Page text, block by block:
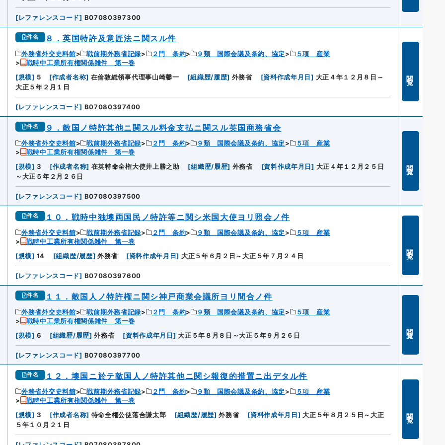
[レファレンスコード] B07080397300
件名 ８．英国特許及意匠法ニ関スル件
外務省外交史料館 戦前期外務省記録 ２門 条約 ９類 国際会議及条約、協定
５項 産業
戦時中工業所有権関係雑件 第一巻
[規模] 5 [作成者名称] 在倫敦総領事代理事山崎馨一 [組織歴/履歴] 外務省 [資料作成年月日] 大正４年１２月８日～
大正５年２月１日
[レファレンスコード] B07080397400
件名 ９．敵国ノ特許其他ニ関スル料金支払ニ関スル英国商務省会
外務省外交史料館 戦前期外務省記録 ２門 条約 ９類 国際会議及条約、協定
５項 産業
戦時中工業所有権関係雑件 第一巻
[規模] 3 [作成者名称] 在英特命全権大使井上勝之助 [組織歴/履歴] 外務省 [資料作成年月日] 大正４年１２月２５日
～大正５年２月２６日
[レファレンスコード] B07080397500
件名 １０．戦時中独墺両国民ノ特許等ニ関シ米国大使ヨリ照会ノ件
外務省外交史料館 戦前期外務省記録 ２門 条約 ９類 国際会議及条約、協定
５項 産業
戦時中工業所有権関係雑件 第一巻
[規模] 14 [組織歴/履歴] 外務省 [資料作成年月日] 大正５年６月２日～大正５年７月２４日
[レファレンスコード] B07080397600
件名 １１．敵国人ノ特許権ニ関シ神戸商業会議所ヨリ間合ノ件
外務省外交史料館 戦前期外務省記録 ２門 条約 ９類 国際会議及条約、協定
５項 産業
戦時中工業所有権関係雑件 第一巻
[規模] 6 [組織歴/履歴] 外務省 [資料作成年月日] 大正５年８月８日～大正５年９月２６日
[レファレンスコード] B07080397700
件名 １２．墺国ニ於テ敵国人ノ特許其他ニ関シ報復的措置ニ出デタル件
外務省外交史料館 戦前期外務省記録 ２門 条約 ９類 国際会議及条約、協定
５項 産業
戦時中工業所有権関係雑件 第一巻
[規模] 3 [作成者名称] 特命全権公使落合謙太郎 [組織歴/履歴] 外務省 [資料作成年月日] 大正５年８月２５日～大正
５年１０月２１日